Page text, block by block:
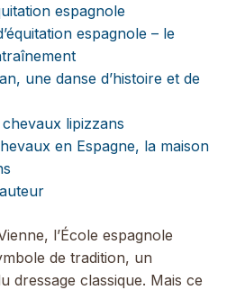
espagnole
espagnole – le
une danse d’histoire et de
lipizzans
en Espagne, la maison
l’École espagnole
de tradition, un
dressage classique. Mais ce